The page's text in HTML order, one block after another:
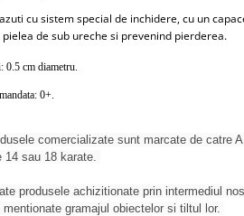
cu sistem special de inchidere, cu un
de sub ureche si prevenind pierderea.
0.5 cm diametru.
0+.
comercializate sunt marcate de catre
14 sau 18 karate.
produsele achizitionate prin intermediul
gramajul obiectelor si tiltul lor.